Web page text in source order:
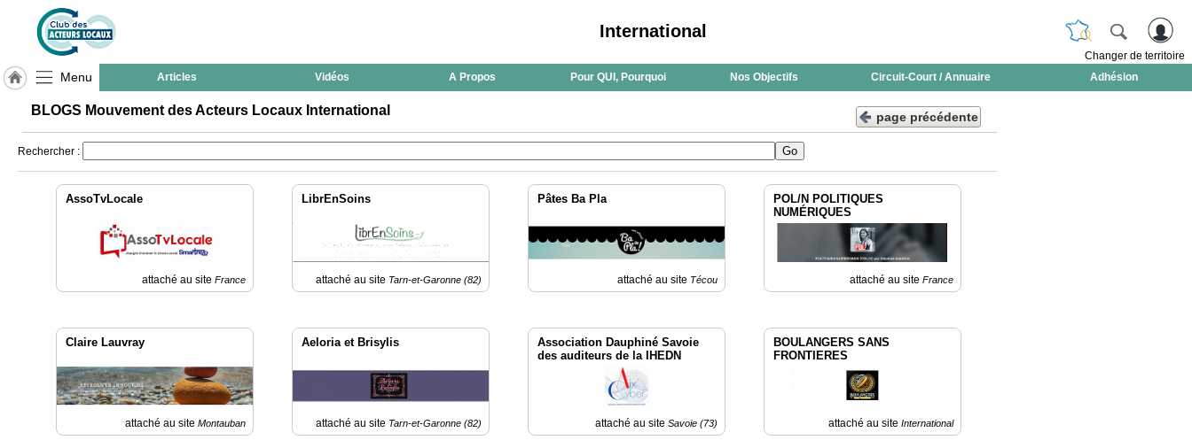
International
Changer de territoire
Menu Articles Vidéos A Propos Pour QUI, Pourquoi Nos Objectifs Circuit-Court / Annuaire Adhésion
LABEL
ACCUEIL
BLOGS Mouvement des Acteurs Locaux International page précédente
Rechercher :
AssoTvLocale
attaché au site France
LibrEnSoins
attaché au site Tarn-et-Garonne (82)
Pâtes Ba Pla
attaché au site Técou
POL/N POLITIQUES
NUMÉRIQUES
attaché au site France
Claire Lauvray
attaché au site Montauban
Aeloria et Brisylis
attaché au site Tarn-et-Garonne (82)
Association Dauphiné Savoie
des auditeurs de la IHEDN
attaché au site Savoie (73)
BOULANGERS SANS
FRONTIERES
attaché au site International